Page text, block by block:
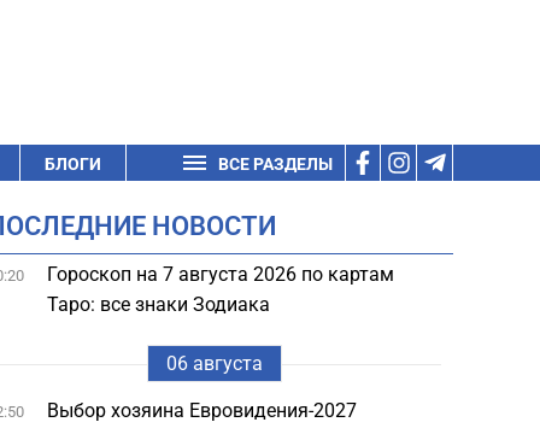
БЛОГИ ВСЕ РАЗДЕЛЫ
НОВОСТИ
Гороскоп на 7 августа 2026 по картам
Таро: все знаки Зодиака
06 августа
Выбор хозяина Евровидения-2027